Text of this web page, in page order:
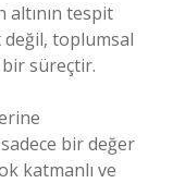
altının tespit
toplumsal
süreçtir.
bir değer
katmanlı ve